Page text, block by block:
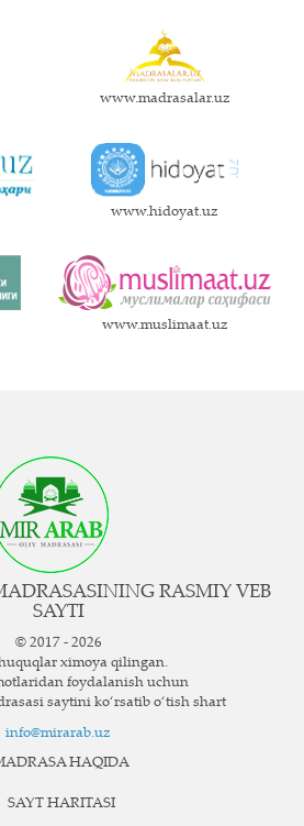
www.madrasalar.uz
www.hidoyat.uz
www.muslimaat.uz
RASMIY VEB
SAYTI
© 2017 - 2026
ximoya qilingan.
foydalanish uchun
saytini ko‘rsatib o‘tish shart
info@mirarab.uz
HAQIDA
SAYT HARITASI